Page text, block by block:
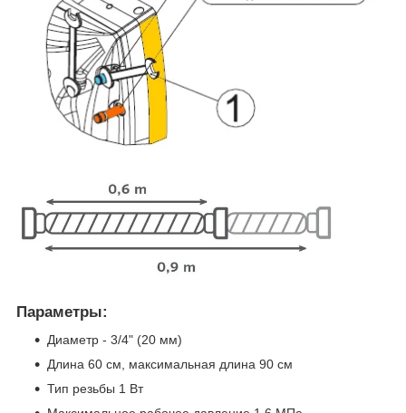
Параметры:
Диаметр - 3/4" (20 мм)
Длина 60 см, максимальная длина 90 см
Тип резьбы 1 Вт